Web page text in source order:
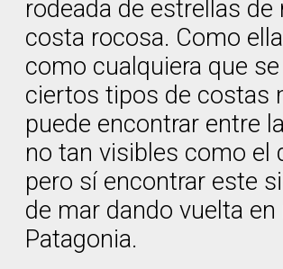
rodeada de estrellas de
costa rocosa. Como
como cualquiera que
ciertos tipos de costas
puede encontrar entre
no tan visibles como el
pero sí encontrar este
de mar dando vuelta en
Patagonia.